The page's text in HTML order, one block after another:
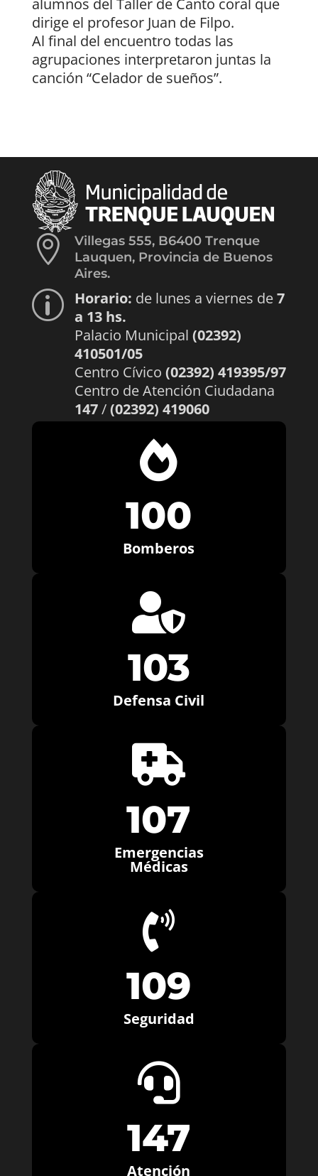
alumnos del Taller de Canto coral que
dirige el profesor Juan de Filpo.
Al final del encuentro todas las
agrupaciones interpretaron juntas la
canción “Celador de sueños”.

Villegas 555, B6400 Trenque
Lauquen, Provincia de Buenos
Aires.
p Horario: de lunes a viernes de7
a 13 hs.
Palacio Municipal (02392)
410501/05
Centro Cívico (02392) 419395/97
Centro de Atención Ciudadana
147/(02392) 419060

100
Bomberos

103
Defensa Civil

107
Emergencias
Médicas

109
Seguridad

147
Atención